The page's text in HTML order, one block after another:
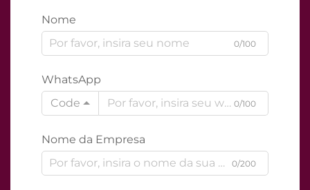
Nome
0/100
WhatsApp
Code
0/100
Nome da Empresa
0/200